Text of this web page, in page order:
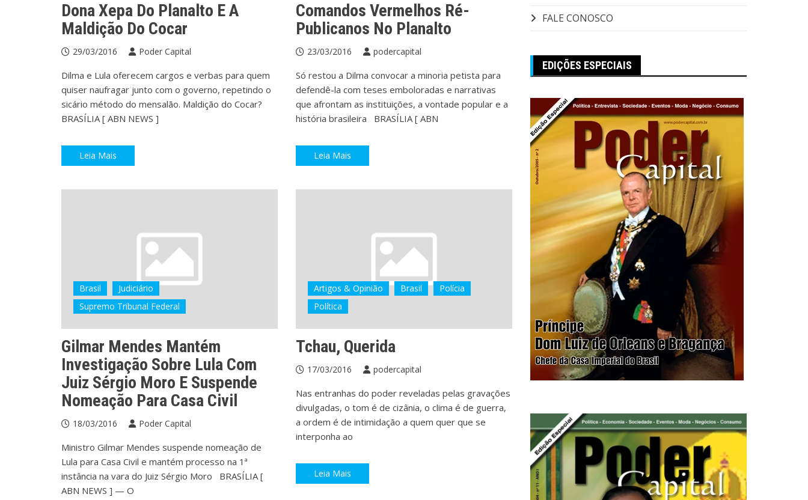
Dona Xepa Do Planalto E A
Maldição Do Cocar
29/03/2016 Poder Capital
Dilma e Lula oferecem cargos e verbas para quem
quiser naufragar junto com o governo, repetindo o
sicário método do mensalão. Maldição do Cocar?
BRASÍLIA [ ABN NEWS ]
Leia Mais
Comandos Vermelhos Ré-
Publicanos No Planalto
23/03/2016 podercapital
Só restou a Dilma convocar a minoria petista para
defendê-la com teses emboloradas e narrativas
que afrontam as instituições, a vontade popular e a
história brasileira BRASÍLIA [ ABN
Leia Mais
Brasil
Judiciário
Supremo Tribunal Federal
Gilmar Mendes Mantém
Investigação Sobre Lula Com
Juiz Sérgio Moro E Suspende
Nomeação Para Casa Civil
18/03/2016 Poder Capital
Ministro Gilmar Mendes suspende nomeação de
Lula para Casa Civil e mantém processo na 1ª
instância na vara do Juiz Sérgio Moro BRASÍLIA [
ABN NEWS ] — O
Artigos & Opinião Brasil
Polícia
Política
Tchau, Querida
17/03/2016 podercapital
Nas entranhas do poder reveladas pelas gravações
divulgadas, o tom é de cizânia, o clima é de guerra,
a ordem é de intimidação a quem quer que se
interponha ao
Leia Mais
FALE CONOSCO
EDIÇÕES ESPECIAIS